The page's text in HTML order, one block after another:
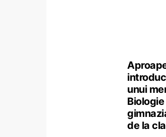
unui
de la